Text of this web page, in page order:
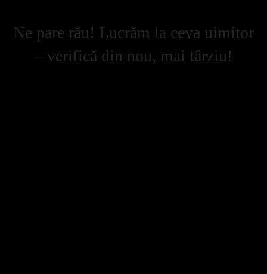
Ne pare rău! Lucrăm la ceva uimitor
– verifică din nou, mai târziu!